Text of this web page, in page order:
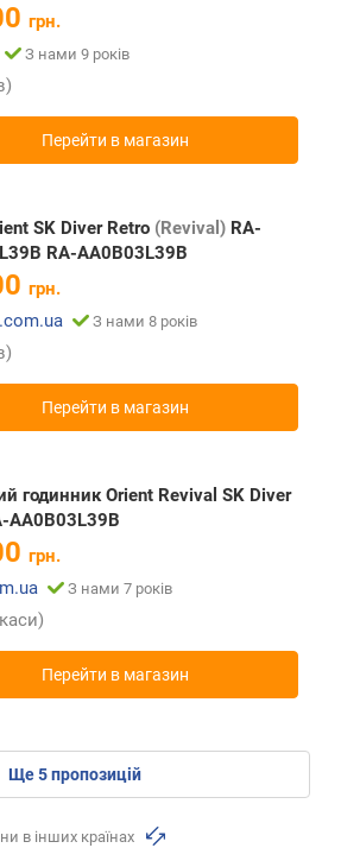
грн.
З нами 9 років
Перейти в магазин
SK Diver Retro (Revival) RA-
RA-AA0B03L39B
грн.
З нами 8 років
Перейти в магазин
годинник Orient Revival SK Diver
AA0B03L39B
грн.
З нами 7 років
Перейти в магазин
ще5пропозицій
в інших країнах